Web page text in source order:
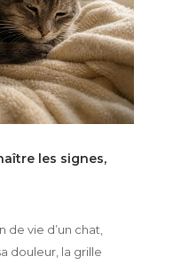
les signes,
de vie d’un chat,
douleur, la grille